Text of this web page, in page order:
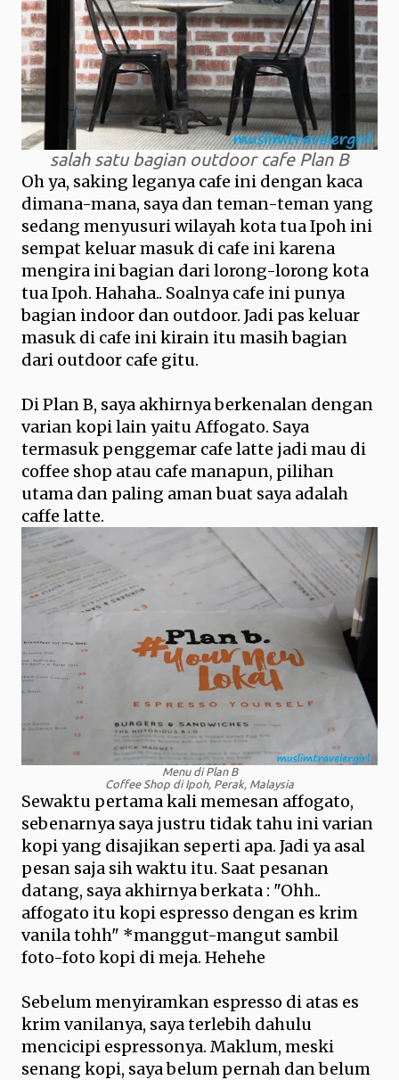
salah satu bagian outdoor cafe Plan B
Oh ya, saking leganya cafe ini dengan kaca
dimana-mana, saya dan teman-teman yang
sedang menyusuri wilayah kota tua Ipoh ini
sempat keluar masuk di cafe ini karena
mengira ini bagian dari lorong-lorong kota
tua Ipoh. Hahaha.. Soalnya cafe ini punya
bagian indoor dan outdoor. Jadi pas keluar
masuk di cafe ini kirain itu masih bagian
dari outdoor cafe gitu.
Di Plan B, saya akhirnya berkenalan dengan
varian kopi lain yaitu Affogato. Saya
termasuk penggemar cafe latte jadi mau di
coffee shop atau cafe manapun, pilihan
utama dan paling aman buat saya adalah
caffe latte.
Menu di Plan B
Coffee Shop di Ipoh, Perak, Malaysia
Sewaktu pertama kali memesan affogato,
sebenarnya saya justru tidak tahu ini varian
kopi yang disajikan seperti apa. Jadi ya asal
pesan saja sih waktu itu. Saat pesanan
datang, saya akhirnya berkata : "Ohh..
affogato itu kopi espresso dengan es krim
vanila tohh" *manggut-mangut sambil
foto-foto kopi di meja. Hehehe
Sebelum menyiramkan espresso di atas es
krim vanilanya, saya terlebih dahulu
mencicipi espressonya. Maklum, meski
senang kopi, saya belum pernah dan belum